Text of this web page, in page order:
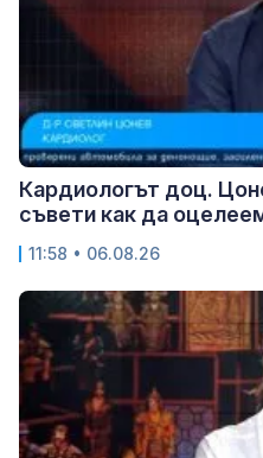
Кардиологът доц.
съвети как да
11:58 • 06.08.26